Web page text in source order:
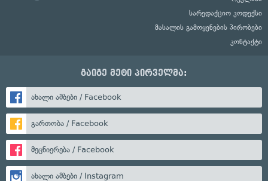
სარედაქციო კოდექსი
მასალის გამოყენების პირობები
კონტაქტი
გაიგე მეტი პირველმა:
ახალი ამბები / Facebook
გართობა / Facebook
მეცნიერება / Facebook
ახალი ამბები / Instagram